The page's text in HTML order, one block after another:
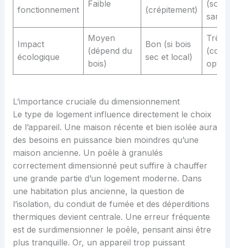
fonctionnement
Faible
(crépitement)
sans
Impact
écologique
Moyen
(dépend du
bois)
Bon (si bois
sec et local)
Très
L’importance cruciale du dimensionnement
Le type de logement influence directement le choix
de l’appareil. Une maison récente et bien isolée aura
des besoins en puissance bien moindres qu’une
maison ancienne. Un poêle à granulés
correctement dimensionné peut suffire à chauffer
une grande partie d’un logement moderne. Dans
une habitation plus ancienne, la question de
l’isolation, du conduit de fumée et des déperditions
thermiques devient centrale. Une erreur fréquente
est de surdimensionner le poêle, pensant ainsi être
plus tranquille. Or, un appareil trop puissant